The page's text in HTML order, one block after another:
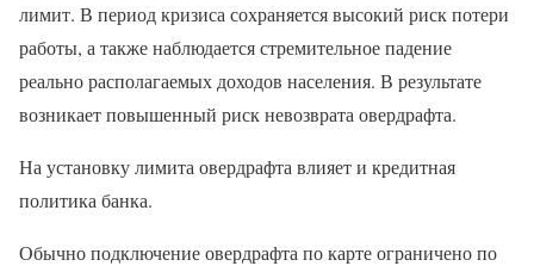
лимит. В период кризиса сохраняется высокий риск потери
работы, а также наблюдается стремительное падение
реально располагаемых доходов населения. В результате
возникает повышенный риск невозврата овердрафта.
На установку лимита овердрафта влияет и кредитная
политика банка.
Обычно подключение овердрафта по карте ограничено по